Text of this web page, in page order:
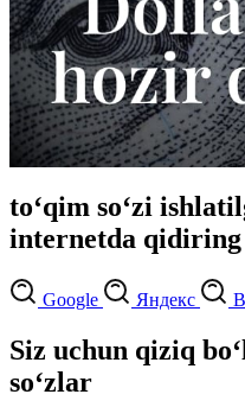
to‘qim so‘zi
internetda qidiring
Google Яндекс
Siz uchun qiziq
so‘zlar